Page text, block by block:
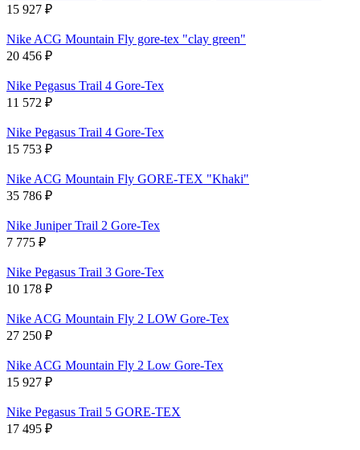
15 927 ₽
Nike ACG Mountain Fly gore-tex "clay green"
20 456 ₽
Nike Pegasus Trail 4 Gore-Tex
11 572 ₽
Nike Pegasus Trail 4 Gore-Tex
15 753 ₽
Nike ACG Mountain Fly GORE-TEX "Khaki"
35 786 ₽
Nike Juniper Trail 2 Gore-Tex
7 775 ₽
Nike Pegasus Trail 3 Gore-Tex
10 178 ₽
Nike ACG Mountain Fly 2 LOW Gore-Tex
27 250 ₽
Nike ACG Mountain Fly 2 Low Gore-Tex
15 927 ₽
Nike Pegasus Trail 5 GORE-TEX
17 495 ₽